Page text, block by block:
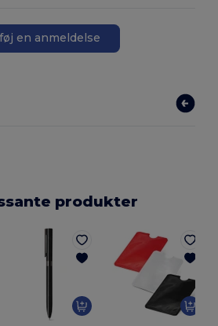
en anmeldelse
produkter